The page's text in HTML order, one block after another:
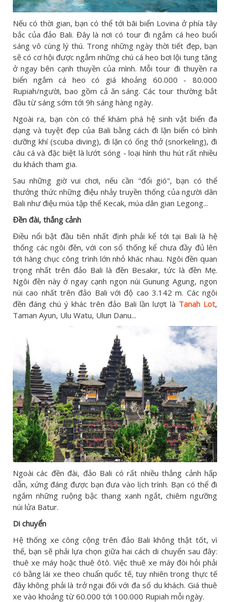
Nếu có thời gian, bạn có thể tới bãi biển Lovina ở phía tây
bắc của đảo Bali. Đây là nơi có tour đi ngắm cá heo buổi
sáng vô cùng lý thú. Trong những ngày thời tiết đẹp, bạn
sẽ có cơ hội được ngắm những chú cá heo bơi lội tung tăng
ở ngay bên cạnh thuyền của mình. Mỗi tour đi thuyền ra
biển ngắm cá heo có giá khoảng 60.000 - 80.000
Rupiah/người, bao gồm cả ăn sáng. Các tour thường bắt
đầu từ sáng sớm tới 9h sáng hàng ngày.
Ngoài ra, bạn còn có thể khám phá hệ sinh vật biển đa
dạng và tuyệt đẹp của Bali bằng cách đi lặn biển có bình
dưỡng khí (scuba diving), đi lặn có ống thở (snorkeling), đi
câu cá và đặc biệt là lướt sóng - loại hình thu hút rất nhiều
du khách tham gia.
Sau những giờ vui chơi, nếu cần "đổi gió", bạn có thể
thưởng thức những điệu nhảy truyền thống của người dân
Bali như điệu múa tập thể Kecak, múa dân gian Legong...
Đền đài, thắng cảnh
Điều nổi bật đầu tiên nhất định phải kể tới tại Bali là hệ
thống các ngôi đền, với con số thống kể chưa đầy đủ lên
tới hàng chục công trình lớn nhỏ khác nhau. Ngôi đền quan
trọng nhất trên đảo Bali là đền Besakir, tức là đền Mẹ.
Ngôi đền này ở ngay cạnh ngọn núi Gunung Agung, ngọn
núi cao nhất trên đảo Bali với độ cao 3.142 m. Các ngôi
đền đáng chú ý khác trên đảo Bali lần lượt là Tanah Lot,
Taman Ayun, Ulu Watu, Ulun Danu...
Ngoài các đền đài, đảo Bali có rất nhiều thắng cảnh hấp
dẫn, xứng đáng được bạn đưa vào lịch trình. Bạn có thể đi
ngắm những ruộng bậc thang xanh ngắt, chiêm ngưỡng
núi lửa Batur.
Di chuyển
Hệ thống xe công cộng trên đảo Bali không thật tốt, vì
thế, bạn sẽ phải lựa chọn giữa hai cách di chuyển sau đây:
thuê xe máy hoặc thuê ôtô. Việc thuê xe máy đòi hỏi phải
có bằng lái xe theo chuẩn quốc tế, tuy nhiên trong thực tế
đây không phải là trở ngại đối với đa số du khách. Giá thuê
xe vào khoảng từ 60.000 tới 100.000 Rupiah mỗi ngày.